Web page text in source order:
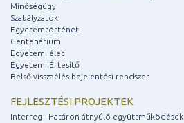
Minőségügy
Szabályzatok
Egyetemtörténet
Centenárium
Egyetemi élet
Egyetemi Értesítő
Belső visszaélés-bejelentési rendszer
FEJLESZTÉSI PROJEKTEK
Interreg - Határon átnyúló együttműködések